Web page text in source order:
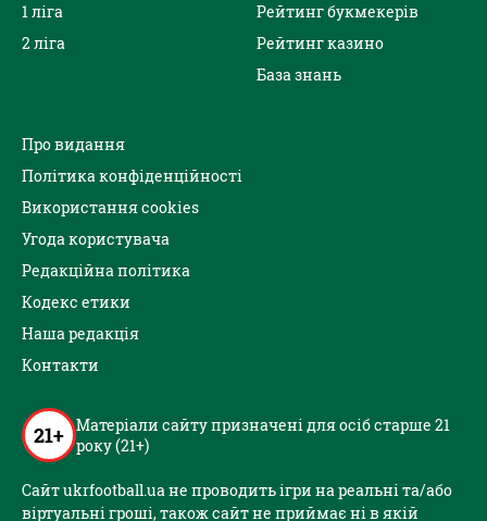
1 ліга
2 ліга
Рейтинг букмекерів
Рейтинг казино
База знань
Про видання
Політика конфіденційності
Використання cookies
Угода користувача
Редакційна політика
Кодекс етики
Наша редакція
Контакти
21+ Матеріали сайту призначені для осіб старше 21
року (21+)
Сайт ukrfootball.ua не проводить ігри на реальні та/або
віртуальні гроші, також сайт не приймає ні в якій